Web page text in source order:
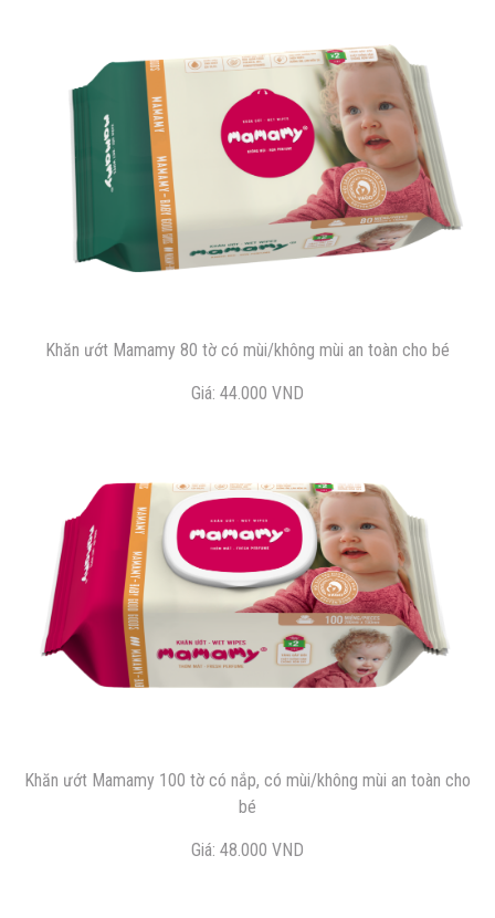
Khăn ướt Mamamy 80 tờ có mùi/không mùi an toàn cho bé
Giá: 44.000 VND
Khăn ướt Mamamy 100 tờ có nắp, có mùi/không mùi an toàn cho
bé
Giá: 48.000 VND